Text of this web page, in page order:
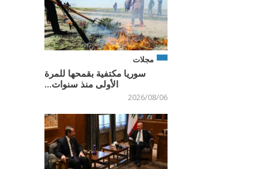
مجلات
سوريا مكتفية بقمحها للمرة
الأولى منذ سنوات...
2026/08/06